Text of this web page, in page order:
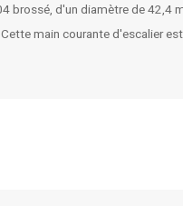
brossé, d'un diamètre de 42,4
main courante d'escalier